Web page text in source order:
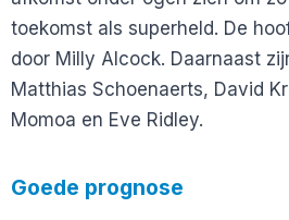
toekomst als superheld. De
door Milly Alcock. Daarnaast
Matthias Schoenaerts, David
Momoa en Eve Ridley.
Goede prognose